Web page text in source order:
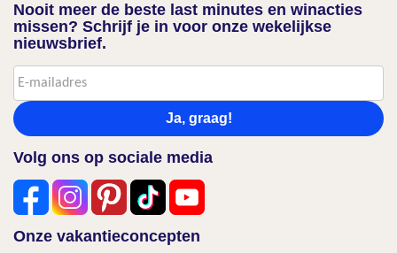
Nooit meer de beste last minutes en winacties
missen? Schrijf je in voor onze wekelijkse
nieuwsbrief.
Ja, graag!
Volg ons op sociale media
Onze vakantieconcepten